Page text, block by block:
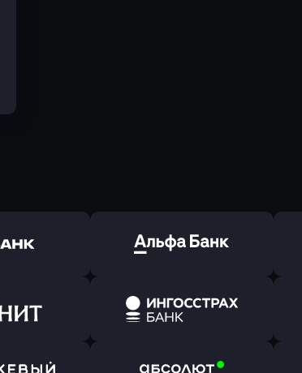
заявку
Оправить заявку
в Альфа-Банк
заявку
Оправить заявку